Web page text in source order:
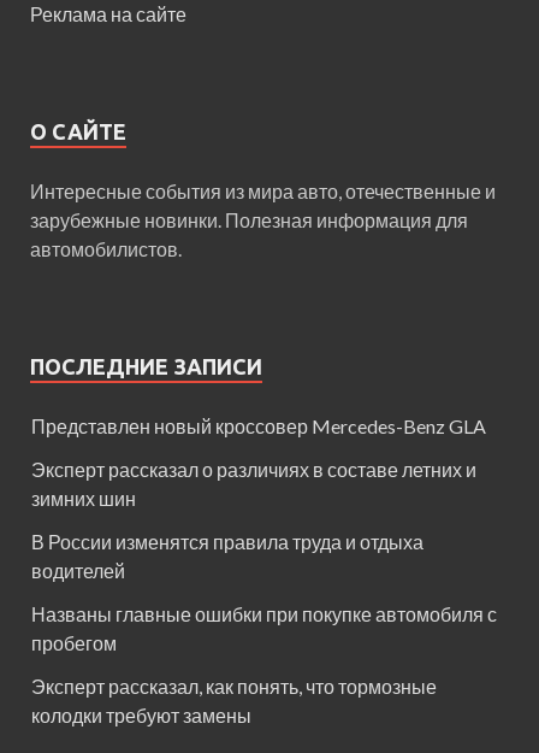
Реклама на сайте
О САЙТЕ
Интересные события из мира авто, отечественные и
зарубежные новинки. Полезная информация для
автомобилистов.
ПОСЛЕДНИЕ ЗАПИСИ
Представлен новый кроссовер Mercedes-Benz GLA
Эксперт рассказал о различиях в составе летних и
зимних шин
В России изменятся правила труда и отдыха
водителей
Названы главные ошибки при покупке автомобиля с
пробегом
Эксперт рассказал, как понять, что тормозные
колодки требуют замены